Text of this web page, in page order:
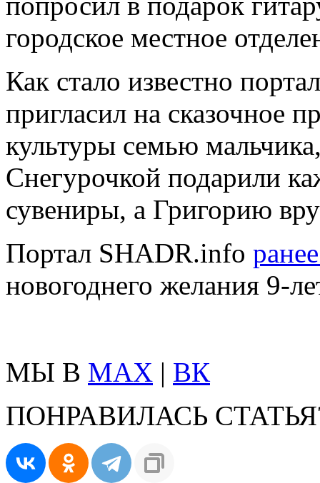
городское местное
Как стало известно
пригласил на сказочное
культуры семью
Снегурочкой подарили
сувениры, а Григорию
Портал SHADR.info
новогоднего желания 9-
МЫ В MAX | ВК
ПОНРАВИЛАСЬ